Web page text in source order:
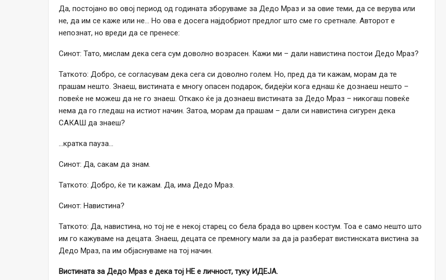
Да, постојано во овој период од годината зборуваме за Дедо Мраз и за овие теми, да се верува или
не, да им се каже или не… Но ова е досега најдобриот предлог што сме го сретнале. Авторот е
непознат, но вреди да се пренесе:
Синот: Тато, мислам дека сега сум доволно возрасен. Кажи ми – дали навистина постои Дедо Мраз?
Таткото: Добро, се согласувам дека сега си доволно голем. Но, пред да ти кажам, морам да те
прашам нешто. Знаеш, вистината е многу опасен подарок, бидејќи кога еднаш ќе дознаеш нешто –
повеќе не можеш да не го знаеш. Откако ќе ја дознаеш вистината за Дедо Мраз – никогаш повеќе
нема да го гледаш на истиот начин. Затоа, морам да прашам – дали си навистина сигурен дека
САКАШ да знаеш?
…кратка пауза…
Синот: Да, сакам да знам.
Таткото: Добро, ќе ти кажам. Да, има Дедо Мраз.
Синот: Навистина?
Таткото: Да, навистина, но тој не е некој старец со бела брада во црвен костум. Тоа е само нешто што
им го кажуваме на децата. Знаеш, децата се премногу мали за да ја разберат вистинската вистина за
Дедо Мраз, па им објаснуваме на тој начин.
Вистината за Дедо Мраз е дека тој НЕ е личност, туку ИДЕЈА.